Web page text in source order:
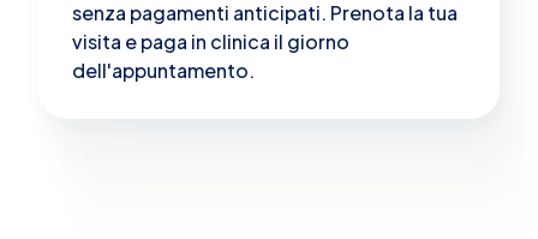
senza pagamenti anticipati. Prenota la tua
visita e paga in clinica il giorno
dell'appuntamento.